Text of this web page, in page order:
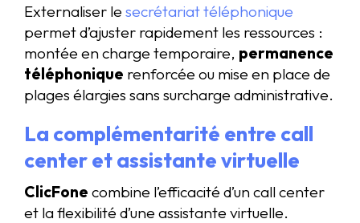
Externaliser le secrétariat téléphonique
permet d’ajuster rapidement les ressources :
montée en charge temporaire, permanence
téléphonique renforcée ou mise en place de
plages élargies sans surcharge administrative.
La complémentarité entre call
center et assistante virtuelle
ClicFone combine l’efficacité d’un call center
et la flexibilité d’une assistante virtuelle.